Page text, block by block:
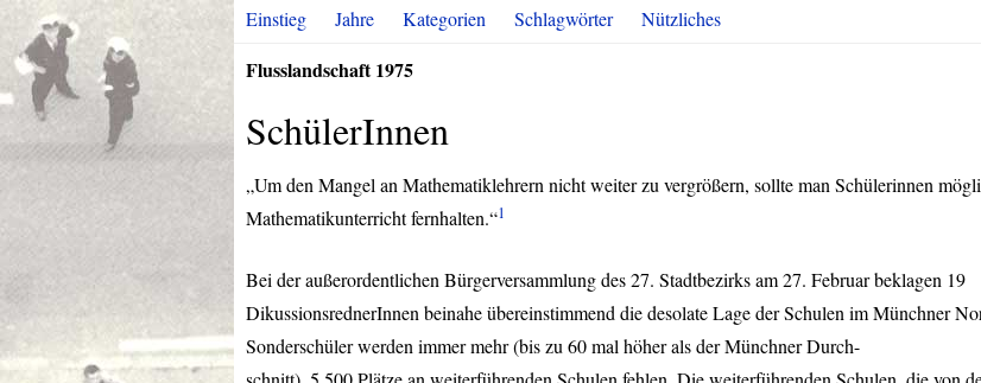
Einstieg Jahre Kategorien Schlagwörter Nützliches
Flusslandschaft 1975
SchülerInnen
„Um den Mangel an Mathematiklehrern nicht weiter zu vergrößern, sollte man Schülerinnen
Mathematikunterricht fernhalten.“1
Bei der außerordentlichen Bürgerversammlung des 27. Stadtbezirks am 27. Februar beklagen 19
DikussionsrednerInnen beinahe übereinstimmend die desolate Lage der Schulen im Münchner
Sonderschüler werden immer mehr (bis zu 60 mal höher als der Münchner Durch-